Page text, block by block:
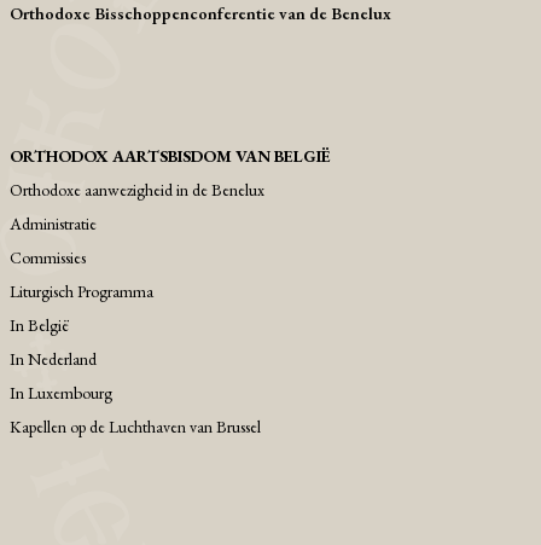
Orthodoxe Bisschoppenconferentie van de Benelux
ORTHODOX AARTSBISDOM VAN BELGIË
Orthodoxe aanwezigheid in de Benelux
Administratie
Commissies
Liturgisch Programma
Ιn België
Ιn Nederland
In Luxembourg
Kapellen op de Luchthaven van Brussel